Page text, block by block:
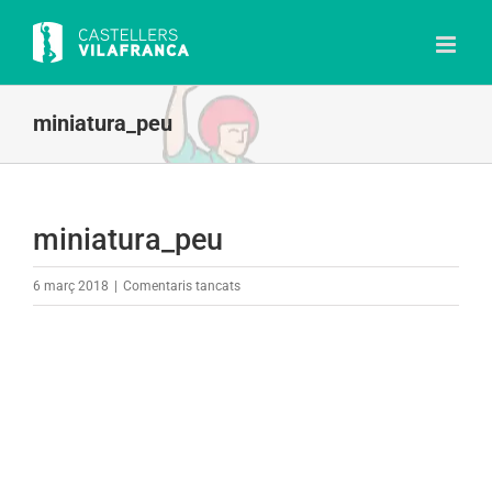
content
miniatura_peu
miniatura_peu
6 març 2018 Comentaris tancatsa